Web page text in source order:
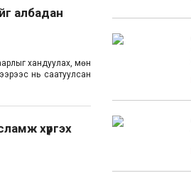
албадан
хандуулах, мөн
нь саатуулсан
хүргэх